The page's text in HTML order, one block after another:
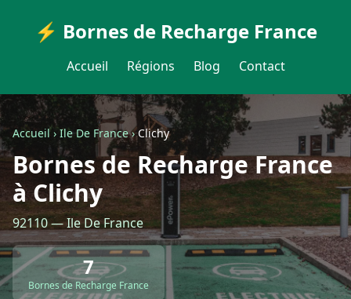
⚡ Bornes de Recharge France
Accueil Régions Blog Contact
Accueil›Ile De France›Clichy
Bornes de Recharge France
à Clichy
92110 — Ile De France
7
Bornes de Recharge France